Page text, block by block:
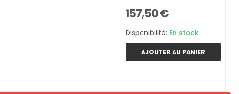
157,50 €
Disponibilité: En stock
AJOUTER AU PANIER